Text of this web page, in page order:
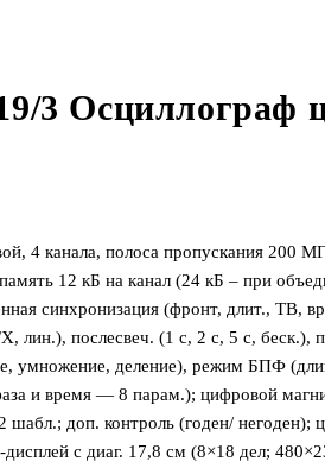
3 Осциллограф
4 канала, полоса пропускания 200
12 кБ на канал (24 кБ – при
синхронизация (фронт, длит., ТВ,
лин.), послесвеч. (1 с, 2 с, 5 с, беск.),
умножение, деление), режим БПФ
и время — 8 парам.); цифровой
шабл.; доп. контроль (годен/
с диаг. 17,8 см (8×18 дел;